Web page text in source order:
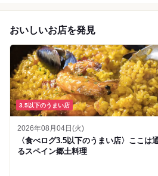
おいしいお店を発見
3.5以下のうまい店
2026年08月04日(火)
〈食べログ3.5以下のうまい店〉ここは
るスペイン郷土料理